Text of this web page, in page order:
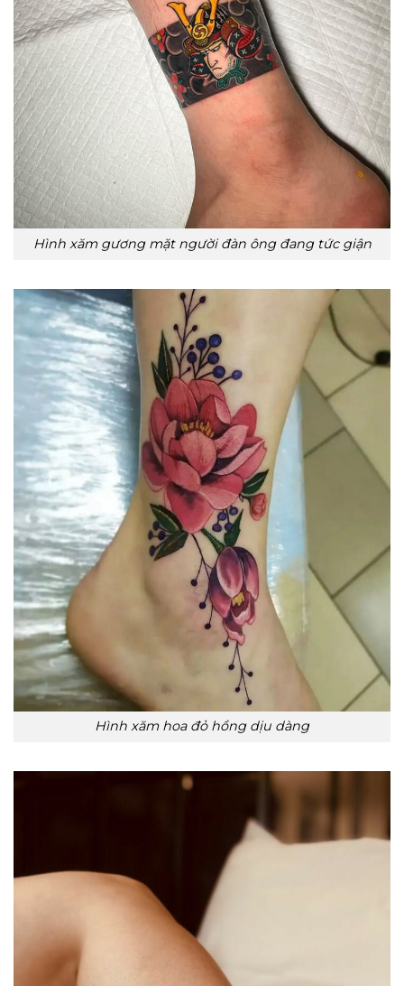
Hình xăm gương mặt người đàn ông đang tức giận
Hình xăm hoa đỏ hồng dịu dàng